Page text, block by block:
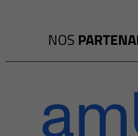
NOS